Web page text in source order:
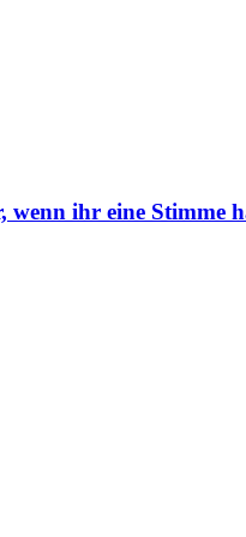
wenn ihr eine Stimme